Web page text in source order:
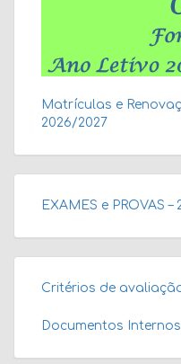
Matrículas e
2026/2027
EXAMES e PROVAS
Critérios de
Documentos Internos